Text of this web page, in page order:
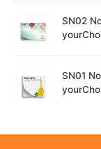
SN02
SN01